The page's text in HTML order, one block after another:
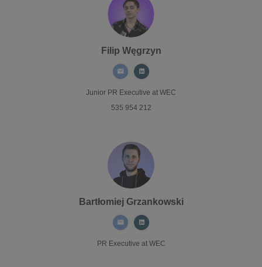
Filip Węgrzyn
Junior PR Executive at WEC
535 954 212
Bartłomiej Grzankowski
PR Executive at WEC